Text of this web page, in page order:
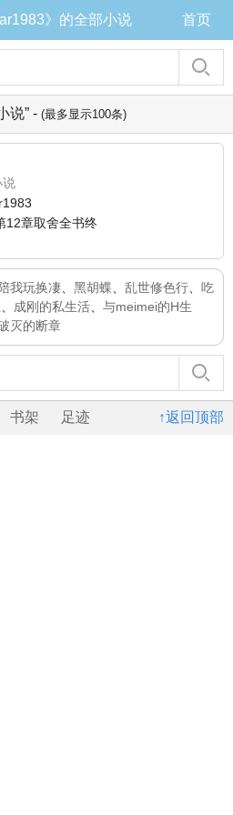
》的全部小说 首页
说” - (最多显示100条)
说
12章取舍全书终
我玩换凄 黑胡蝶 乱世修色行
吃
成刚的私生活
与meimei的H生
灭的断章
↑返回顶部
书架 足迹